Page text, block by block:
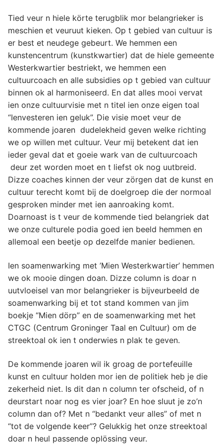
Tied veur n hiele körte terugblik mor belangrieker is
meschien et veuruut kieken. Op t gebied van cultuur is
er best et neudege gebeurt. We hemmen een
kunstencentrum (kunstkwartier) dat de hiele gemeente
Westerkwartier bestriekt, we hemmen een
cultuurcoach en alle subsidies op t gebied van cultuur
binnen ok al harmoniseerd. En dat alles mooi vervat
ien onze cultuurvisie met n titel ien onze eigen toal
“Ienvesteren ien geluk”. Die visie moet veur de
kommende joaren dudelekheid geven welke richting
we op willen met cultuur. Veur mij betekent dat ien
ieder geval dat et goeie wark van de cultuurcoach
deur zet worden moet en t liefst ok nog uutbreid.
Dizze coaches kinnen der veur zörgen dat de kunst en
cultuur terecht komt bij de doelgroep die der normoal
gesproken minder met ien aanroaking komt.
Doarnoast is t veur de kommende tied belangriek dat
we onze culturele podia goed ien beeld hemmen en
allemoal een beetje op dezelfde manier bedienen.
Ien soamenwarking met ’Mien Westerkwartier’ hemmen
we ok mooie dingen doan. Dizze column is doar n
uutvloeisel van mor belangrieker is bijveurbeeld de
soamenwarking bij et tot stand kommen van jim
boekje “Mien dörp” en de soamenwarking met het
CTGC (Centrum Groninger Taal en Cultuur) om de
streektoal ok ien t onderwies n plak te geven.
De kommende joaren wil ik groag de portefeuille
kunst en cultuur holden mor ien de politiek heb je die
zekerheid niet. Is dit dan n column ter ofscheid, of n
deurstart noar nog es vier joar? En hoe sluut je zo’n
column dan of? Met n “bedankt veur alles” of met n
“tot de volgende keer”? Gelukkig het onze streektoal
doar n heul passende oplössing veur.